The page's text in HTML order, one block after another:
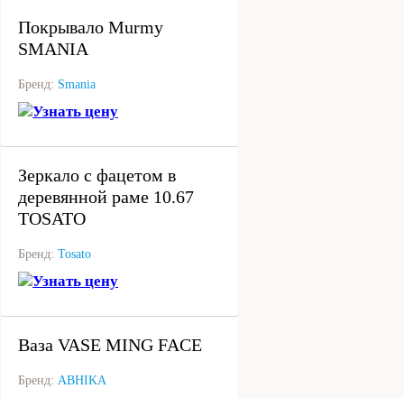
Покрывало Murmy
SMANIA
Бренд: Smania
Узнать цену
Зеркало с фацетом в
деревянной раме 10.67
TOSATO
Бренд: Tosato
Узнать цену
Ваза VASE MING FACE
Бренд: ABHIKA